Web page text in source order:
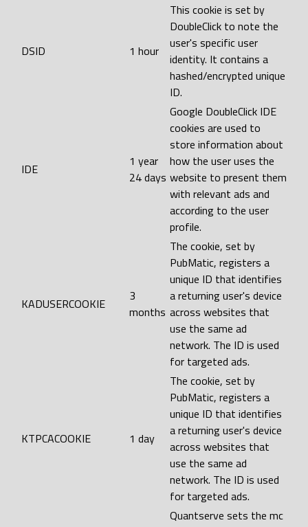
DSID 1 hour
This cookie is set by
DoubleClick to note the
user's specific user
identity. It contains a
hashed/encrypted unique
ID.
IDE
1 year
24 days
Google DoubleClick IDE
cookies are used to
store information about
how the user uses the
website to present them
with relevant ads and
according to the user
profile.
KADUSERCOOKIE
3
months
The cookie, set by
PubMatic, registers a
unique ID that identifies
a returning user's device
across websites that
use the same ad
network. The ID is used
for targeted ads.
KTPCACOOKIE 1 day
The cookie, set by
PubMatic, registers a
unique ID that identifies
a returning user's device
across websites that
use the same ad
network. The ID is used
for targeted ads.
Quantserve sets the mc